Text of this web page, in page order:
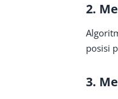
2.
posisi
3.